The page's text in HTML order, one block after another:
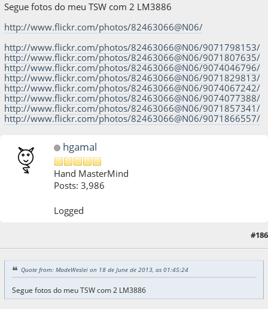
Segue fotos do meu TSW com 2 LM3886
http://www.flickr.com/photos/82463066@N06/
http://www.flickr.com/photos/82463066@N06/9071798153/
http://www.flickr.com/photos/82463066@N06/9071807635/
http://www.flickr.com/photos/82463066@N06/9074046796/
http://www.flickr.com/photos/82463066@N06/9071829813/
http://www.flickr.com/photos/82463066@N06/9074067242/
http://www.flickr.com/photos/82463066@N06/9074077388/
http://www.flickr.com/photos/82463066@N06/9071857341/
http://www.flickr.com/photos/82463066@N06/9071866557/
hgamal
Hand MasterMind
Posts: 3,986
Logged
#186
Quote from: MadeWeslei on 18 de June de 2013, as 01:45:24
Segue fotos do meu TSW com 2 LM3886